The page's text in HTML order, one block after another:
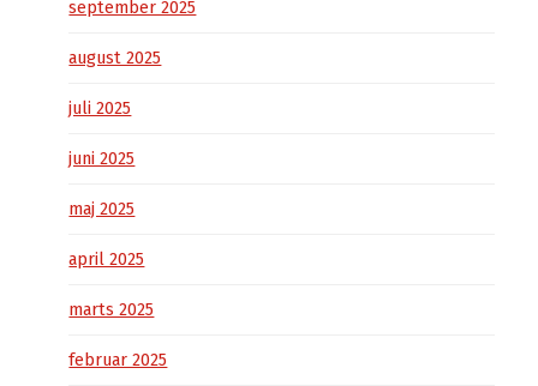
september 2025
august 2025
juli 2025
juni 2025
maj 2025
april 2025
marts 2025
februar 2025